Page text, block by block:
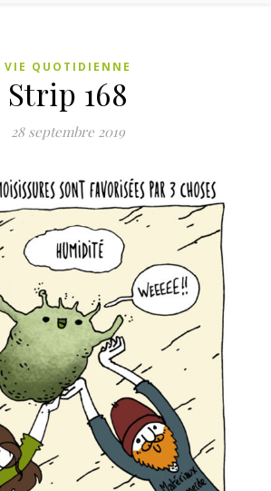
VIE QUOTIDIENNE
Strip 168
28 septembre 2019